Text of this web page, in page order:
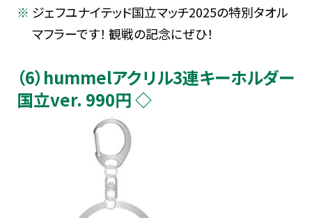
ジェフユナイテッド国立マッチ2025の特別タオル
マフラーです！ 観戦の記念にぜひ！
（6）hummelアクリル3連キーホルダー
国立ver. 990円 ◇